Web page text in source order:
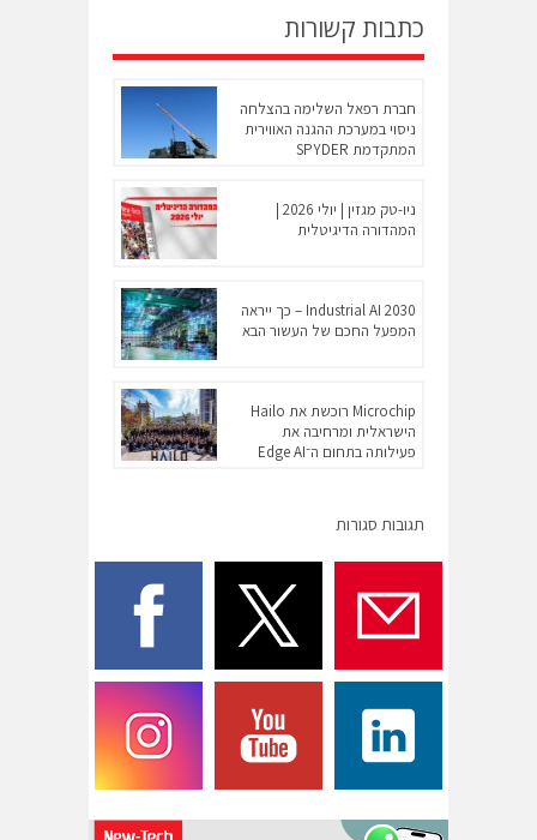
כתבות קשורות
חברת רפאל השלימה בהצלחה
ניסוי במערכת ההגנה האווירית
המתקדמת SPYDER
ניו-טק מגזין | יולי 2026 |
המהדורה הדיגיטלית
Industrial AI 2030 – כך ייראה
המפעל החכם של העשור הבא
Microchip רוכשת את Hailo
הישראלית ומרחיבה את
פעילותה בתחום ה־Edge AI
תגובות סגורות